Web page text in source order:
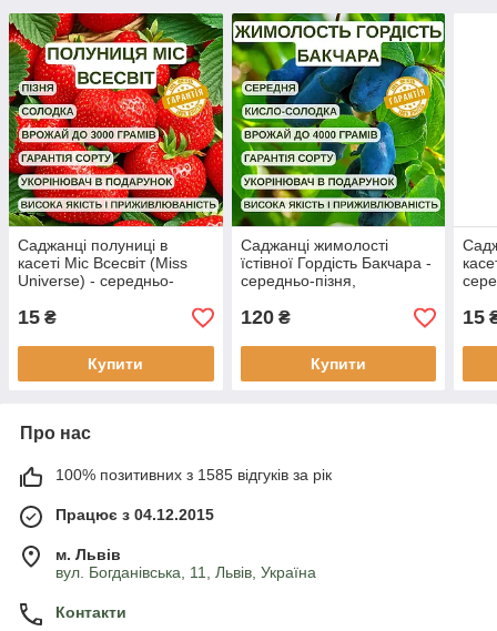
Саджанці полуниці в
касеті Міс Всесвіт (Miss
Universe) - середньо-
крупноплідна (в касеті) +
15 ₴
Купити
Саджанці жимолості
їстівної Гордість Бакчара -
середньо-пізня,
120₴
Купити
15
Про нас
100% позитивних з 1585 відгуків за рік
Працює з 04.12.2015
м. Львів
вул. Богданівська, 11, Львів, Україна
Контакти